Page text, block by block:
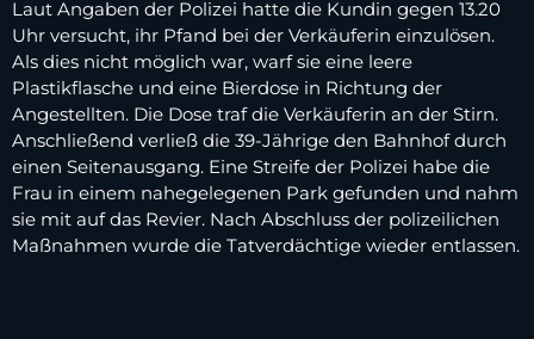
Laut Angaben der Polizei hatte die Kundin gegen 13.20
Uhr versucht, ihr Pfand bei der Verkäuferin einzulösen.
Als dies nicht möglich war, warf sie eine leere
Plastikflasche und eine Bierdose in Richtung der
Angestellten. Die Dose traf die Verkäuferin an der Stirn.
Anschließend verließ die 39-Jährige den Bahnhof durch
einen Seitenausgang. Eine Streife der Polizei habe die
Frau in einem nahegelegenen Park gefunden und nahm
sie mit auf das Revier. Nach Abschluss der polizeilichen
Maßnahmen wurde die Tatverdächtige wieder entlassen.